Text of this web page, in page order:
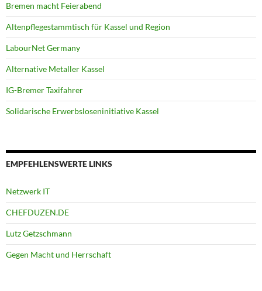
Bremen macht Feierabend
Altenpflegestammtisch für Kassel und Region
LabourNet Germany
Alternative Metaller Kassel
IG-Bremer Taxifahrer
Solidarische Erwerbsloseninitiative Kassel
EMPFEHLENSWERTE LINKS
Netzwerk IT
CHEFDUZEN.DE
Lutz Getzschmann
Gegen Macht und Herrschaft